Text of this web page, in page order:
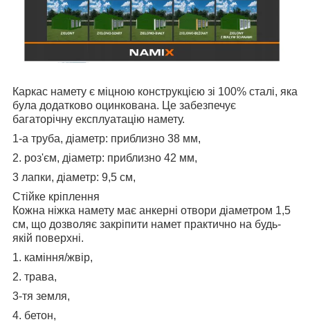
Каркас намету є міцною конструкцією зі 100% сталі, яка
була додатково оцинкована. Це забезпечує
багаторічну експлуатацію намету.
1-а труба, діаметр: приблизно 38 мм,
2. роз'єм, діаметр: приблизно 42 мм,
3 лапки, діаметр: 9,5 см,
Стійке кріплення
Кожна ніжка намету має анкерні отвори діаметром 1,5
см, що дозволяє закріпити намет практично на будь-
якій поверхні.
1. каміння/жвір,
2. трава,
3-тя земля,
4. бетон,